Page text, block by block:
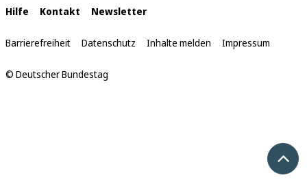
Interne
Links
Hilfe Kontakt Newsletter
Barrierefreiheit Datenschutz Inhalte melden Impressum
© Deutscher Bundestag